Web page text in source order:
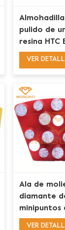
pulido de
resina HTC
Change
VER
Ala de
diamante
minipuntos
grupo
VER